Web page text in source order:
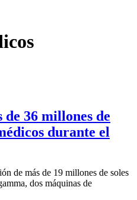
36 millones de
durante el
de más de 19 millones de soles
dos máquinas de